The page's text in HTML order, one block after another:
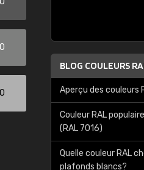
BLOG COULEURS
Aperçu des couleurs
Couleur RAL
(RAL 7016)
Quelle couleur RAL
plafonds blancs?